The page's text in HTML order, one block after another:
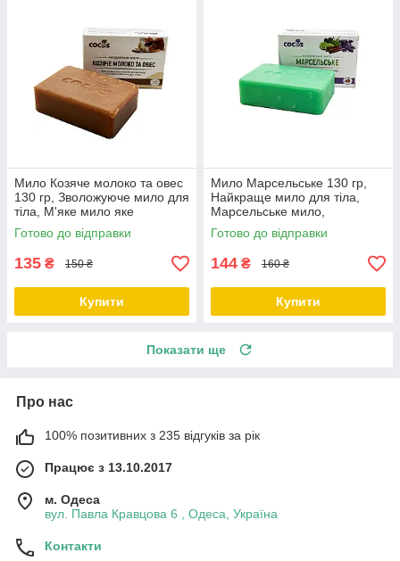
Мило Козяче молоко та овес
130 гр, Зволожуюче мило для
тіла, М'яке мило яке
відлущує.ТМ Cocos
Готово до відправки
135 ₴ 150 ₴
Купити
Мило Марсельське 130 гр,
Найкраще мило для тіла,
Марсельське мило,
Натуральне мило для тіла
ТМ Cocos
Готово до відправки
144 ₴ 160 ₴
Купити
Показати ще
Про нас
100% позитивних з 235 відгуків за рік
Працює з 13.10.2017
м. Одеса
вул. Павла Кравцова 6 , Одеса, Україна
Контакти